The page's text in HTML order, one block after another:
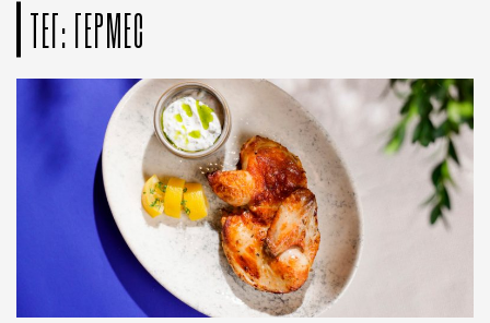
ТЕГ: ГЕРМЕС